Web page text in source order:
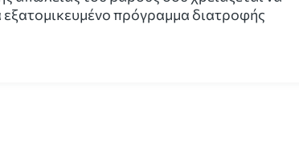
πρόγραμμα διατροφής